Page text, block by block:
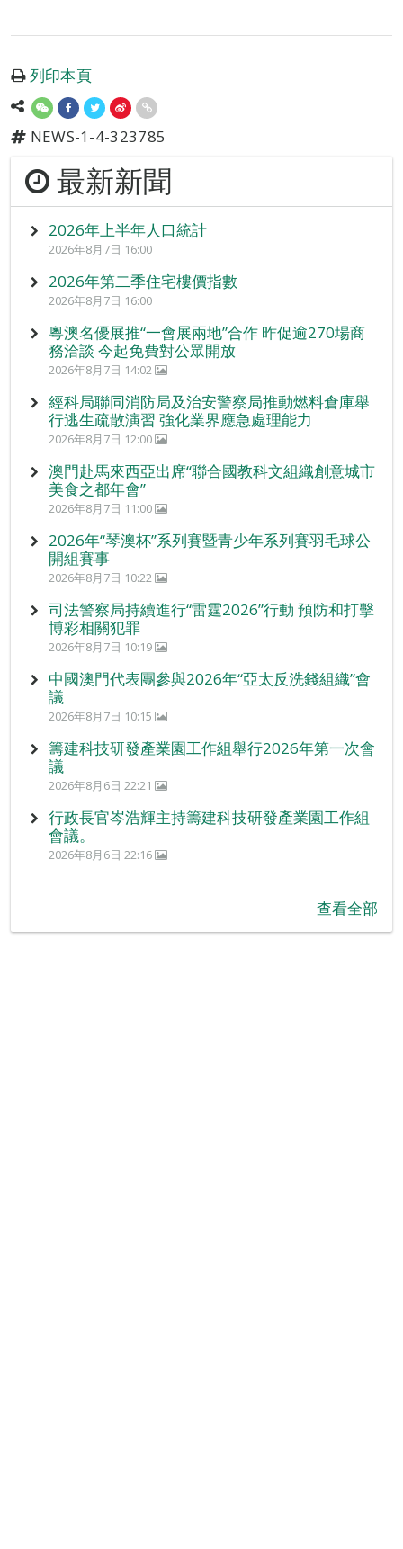
列印本頁
NEWS-1-4-323785
最新新聞
2026年上半年人口統計
2026年8月7日 16:00
2026年第二季住宅樓價指數
2026年8月7日 16:00
粵澳名優展推“一會展兩地”合作 昨促逾270場商
務洽談 今起免費對公眾開放
2026年8月7日 14:02
經科局聯同消防局及治安警察局推動燃料倉庫舉
行逃生疏散演習 強化業界應急處理能力
2026年8月7日 12:00
澳門赴馬來西亞出席“聯合國教科文組織創意城市
美食之都年會”
2026年8月7日 11:00
2026年“琴澳杯”系列賽暨青少年系列賽羽毛球公
開組賽事
2026年8月7日 10:22
司法警察局持續進行“雷霆2026”行動 預防和打擊
博彩相關犯罪
2026年8月7日 10:19
中國澳門代表團參與2026年“亞太反洗錢組織”會
議
2026年8月7日 10:15
籌建科技研發產業園工作組舉行2026年第一次會
議
2026年8月6日 22:21
行政長官岑浩輝主持籌建科技研發產業園工作組
會議。
2026年8月6日 22:16
查看全部